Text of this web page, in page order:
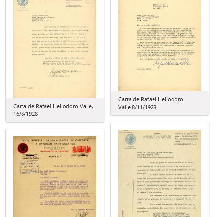
Carta de Rafael Heliodoro
Valle,8/11/1928
Carta de Rafael Heliodoro Valle,
16/8/1928